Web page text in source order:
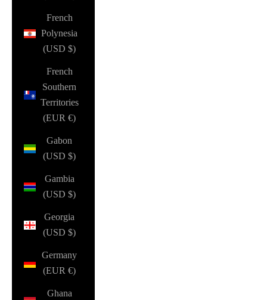
French
Polynesia
(USD $)
French
Southern
Territories
(EUR €)
Gabon
(USD $)
Gambia
(USD $)
Georgia
(USD $)
Germany
(EUR €)
Ghana